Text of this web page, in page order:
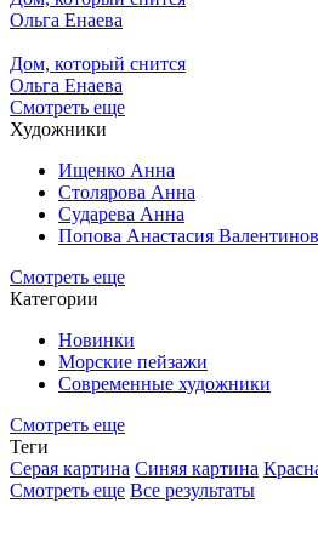
Ольга Енаева
Дом, который снится
Ольга Енаева
Смотреть еще
Художники
Ищенко Анна
Столярова Анна
Сударева Анна
Попова Анастасия
Смотреть еще
Категории
Новинки
Морские пейзажи
Современные художники
Смотреть еще
Теги
Серая картина Синяя картина
Смотреть еще Все результаты